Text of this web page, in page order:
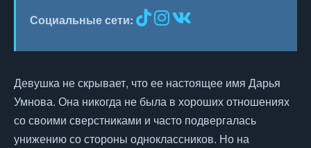
Социальные сети:
Девушка не скрывает, что ее настоящее имя Дарья
Умнова. Она никогда не была в хороших отношениях
со своими сверстниками и часто подвергалась
унижению со стороны одноклассников. Но на